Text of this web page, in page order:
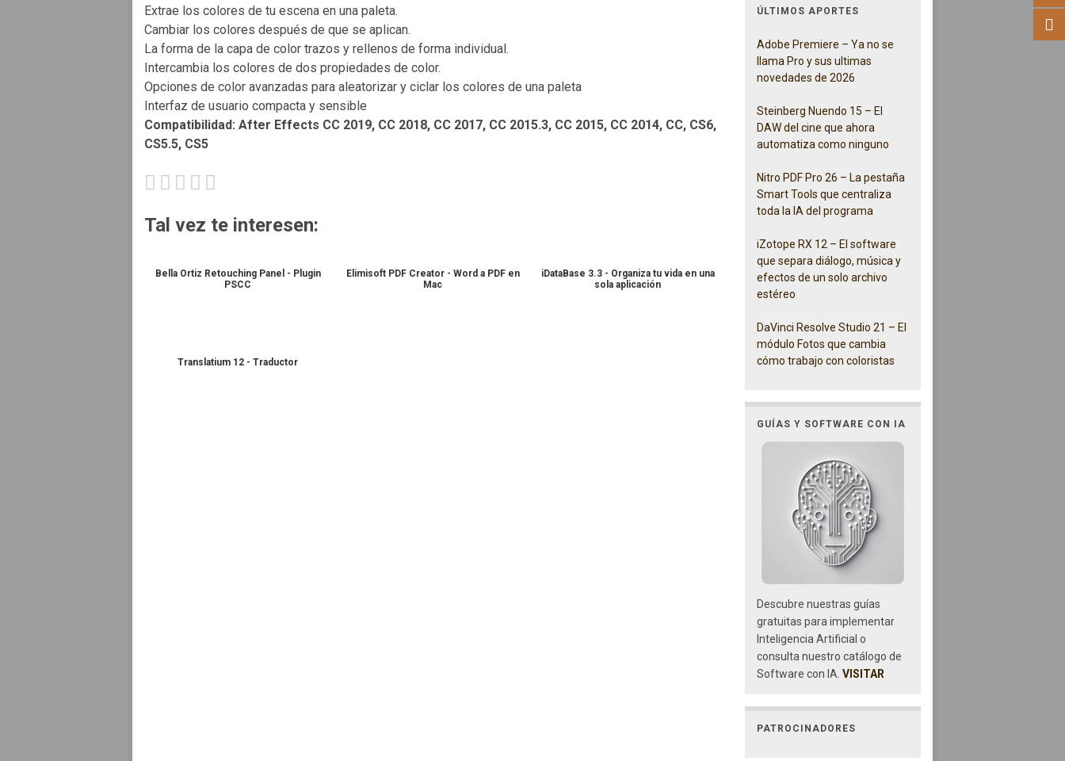
Extrae los colores de tu escena en una paleta.
Cambiar los colores después de que se aplican.
La forma de la capa de color trazos y rellenos de forma individual.
Intercambia los colores de dos propiedades de color.
Opciones de color avanzadas para aleatorizar y ciclar los colores de una paleta
Interfaz de usuario compacta y sensible
Compatibilidad: After Effects CC 2019, CC 2018, CC 2017, CC 2015.3, CC 2015, CC 2014, CC, CS6,
CS5.5, CS5
Tal vez te interesen:
Bella Ortiz Retouching Panel - Plugin
PSCC
Elimisoft PDF Creator - Word a PDF en
Mac
iDataBase 3.3 - Organiza tu vida en una
sola aplicación
Translatium 12 - Traductor
ÚLTIMOS APORTES
Adobe Premiere – Ya no se
llama Pro y sus ultimas
novedades de 2026
Steinberg Nuendo 15 – El
DAW del cine que ahora
automatiza como ninguno
Nitro PDF Pro 26 – La pestaña
Smart Tools que centraliza
toda la IA del programa
iZotope RX 12 – El software
que separa diálogo, música y
efectos de un solo archivo
estéreo
DaVinci Resolve Studio 21 – El
módulo Fotos que cambia
cómo trabajo con coloristas
GUÍAS Y SOFTWARE CON IA
Descubre nuestras guías
gratuitas para implementar
Inteligencia Artificial o
consulta nuestro catálogo de
Software con IA. VISITAR
PATROCINADORES